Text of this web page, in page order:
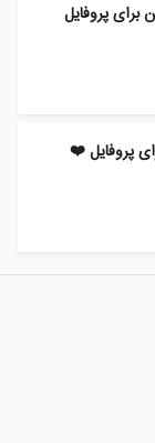
برای پروفایل